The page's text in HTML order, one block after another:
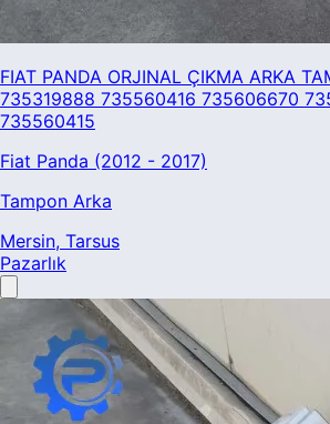
FIAT PANDA ORJINAL ÇIKMA ARKA
735319888 735560416 735606670
735560415
Fiat Panda (2012 - 2017)
Tampon Arka
Mersin, Tarsus
Pazarlık